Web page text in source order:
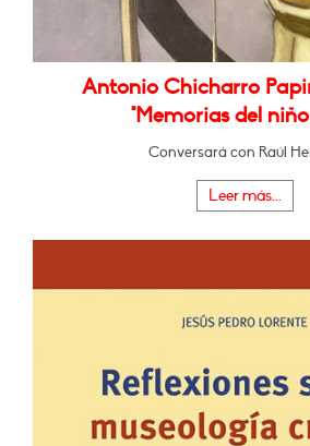
Antonio Chicharro
"Memorias del
Conversará con Raúl
Leer más...